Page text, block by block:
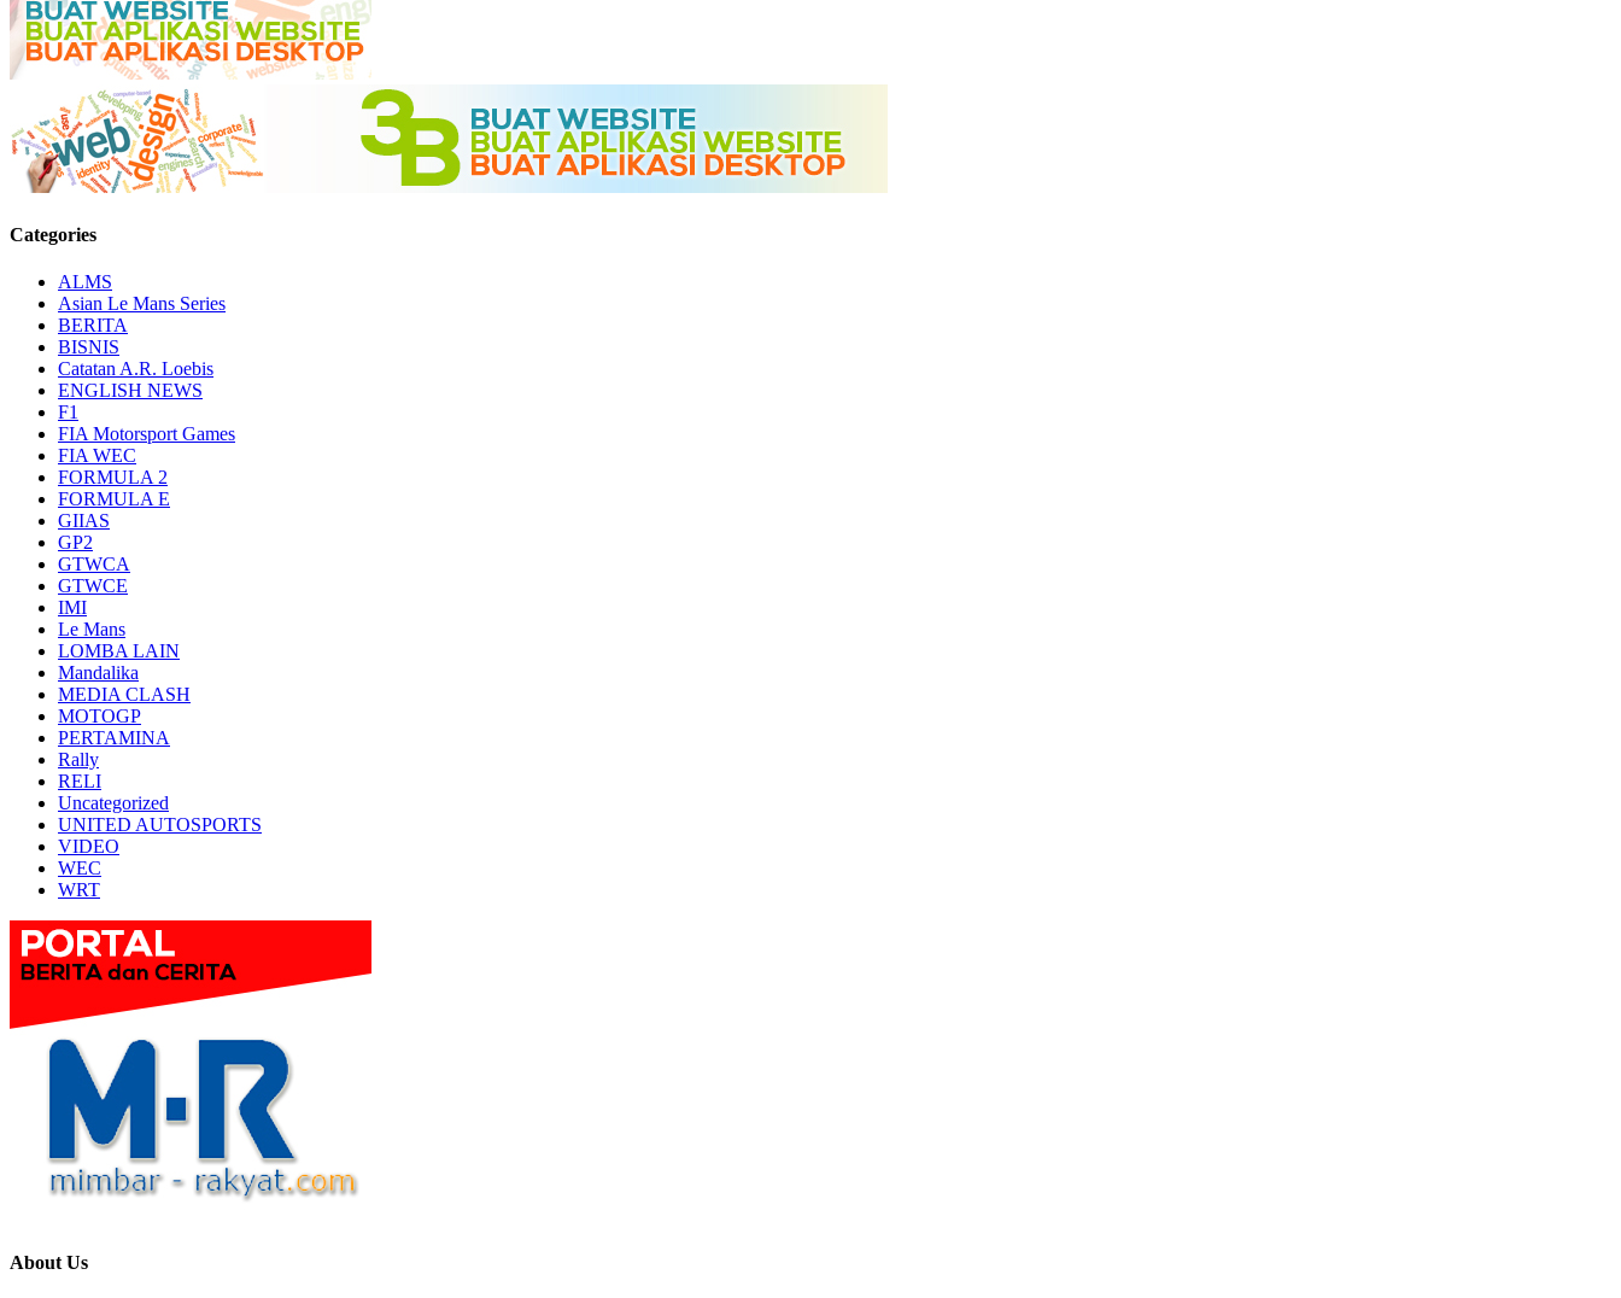
Categories
ALMS
Asian Le Mans Series
BERITA
BISNIS
Catatan A.R. Loebis
ENGLISH NEWS
F1
FIA Motorsport Games
FIA WEC
FORMULA 2
FORMULA E
GIIAS
GP2
GTWCA
GTWCE
IMI
Le Mans
LOMBA LAIN
Mandalika
MEDIA CLASH
MOTOGP
PERTAMINA
Rally
RELI
Uncategorized
UNITED AUTOSPORTS
VIDEO
WEC
WRT
About Us